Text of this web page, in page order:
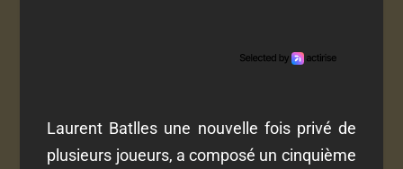
Laurent Batlles une nouvelle fois privé de
plusieurs joueurs, a composé un cinquième